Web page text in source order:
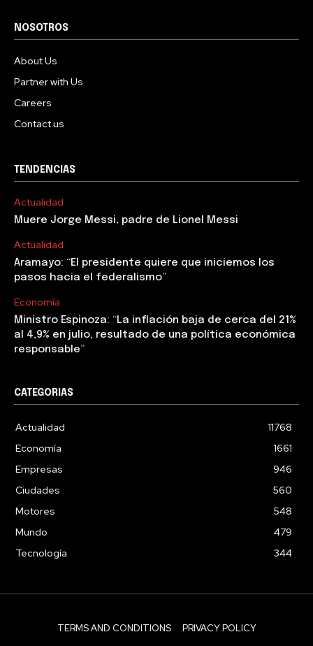
NOSOTROS
About Us
Partner with Us
Careers
Contact us
TENDENCIAS
Actualidad
Muere Jorge Messi, padre de Lionel Messi
Actualidad
Aramayo: “El presidente quiere que iniciemos los
pasos hacia el federalismo”
Economía
Ministro Espinoza: “La inflación baja de cerca del 21%
al 4,9% en julio, resultado de una política económica
responsable”
CATEGORIAS
Actualidad
11768
Economía
1661
Empresas
946
Ciudades
560
Motores
548
Mundo
479
Tecnología
344
TERMS AND CONDITIONS PRIVACY POLICY